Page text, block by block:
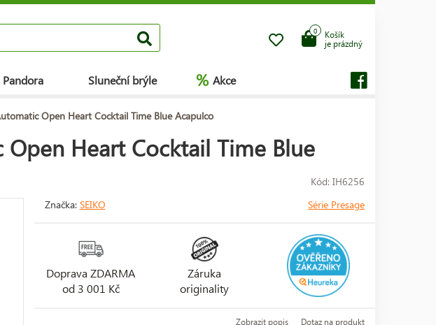
Košík
je prázdný
0
Pandora Sluneční brýle % Akce
Open Heart Cocktail Time Blue Acapulco
Open Heart Cocktail Time Blue
Kód: IH6256
Značka: SEIKO Série Presage
Doprava ZDARMA
od 3 001 Kč
Záruka
originality
Zobrazit popis Dotaz na produkt